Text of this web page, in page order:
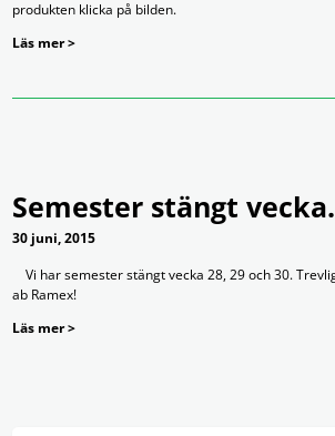
produkten klicka på bilden.
Läs mer >
Semester stängt
30 juni, 2015
Vi har semester stängt vecka 28, 29 och 30.
ab Ramex!
Läs mer >